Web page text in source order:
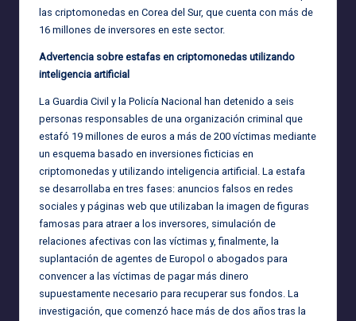
las criptomonedas en Corea del Sur, que cuenta con más de
16 millones de inversores en este sector.
Advertencia sobre estafas en criptomonedas utilizando
inteligencia artificial
La Guardia Civil y la Policía Nacional han detenido a seis
personas responsables de una organización criminal que
estafó 19 millones de euros a más de 200 víctimas mediante
un esquema basado en inversiones ficticias en
criptomonedas y utilizando inteligencia artificial. La estafa
se desarrollaba en tres fases: anuncios falsos en redes
sociales y páginas web que utilizaban la imagen de figuras
famosas para atraer a los inversores, simulación de
relaciones afectivas con las víctimas y, finalmente, la
suplantación de agentes de Europol o abogados para
convencer a las víctimas de pagar más dinero
supuestamente necesario para recuperar sus fondos. La
investigación, que comenzó hace más de dos años tras la